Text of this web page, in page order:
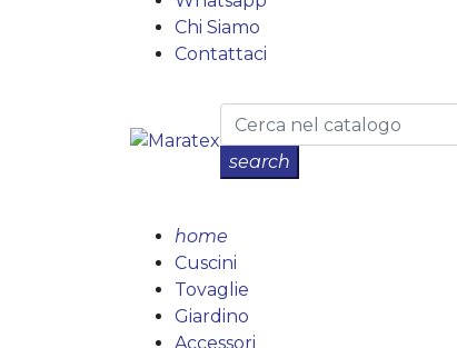
Chi Siamo
Contattaci
search
home
Cuscini
Tovaglie
Giardino
Accessori